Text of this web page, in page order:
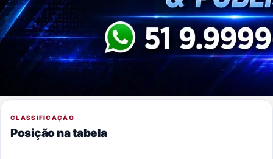
CLASSIFICAÇÃO
Posição na tabela